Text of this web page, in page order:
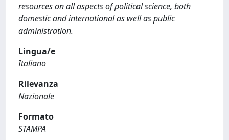
resources on all aspects of political science, both
domestic and international as well as public
administration.
Lingua/e
Italiano
Rilevanza
Nazionale
Formato
STAMPA